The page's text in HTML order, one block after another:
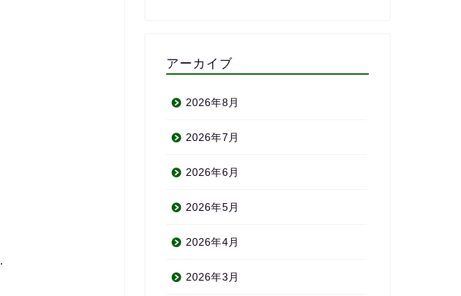
.
アーカイブ
2026年8月
2026年7月
2026年6月
2026年5月
2026年4月
2026年3月